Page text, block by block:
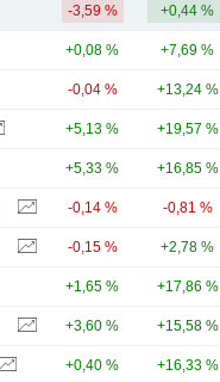
-3,59 % +0,44 %
+0,08 % +7,69 %
-0,04 % +13,24 %
+5,13 % +19,57 %
+5,33 % +16,85 %
-0,14 % -0,81 %
-0,15 % +2,78 %
+1,65 % +17,86 %
+3,60 % +15,58 %
+0,40 % +16,33 %